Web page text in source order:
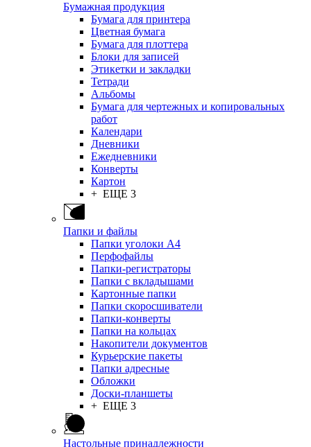
Бумажная продукция
Бумага для принтера
Цветная бумага
Бумага для плоттера
Блоки для записей
Этикетки и закладки
Тетради
Альбомы
Бумага для чертежных и копировальных
работ
Календари
Дневники
Ежедневники
Конверты
Картон
+ ЕЩЕ 3
Папки и файлы
Папки уголоки А4
Перфофайлы
Папки-регистраторы
Папки с вкладышами
Картонные папки
Папки скоросшиватели
Папки-конверты
Папки на кольцах
Накопители документов
Курьерские пакеты
Папки адресные
Обложки
Доски-планшеты
+ ЕЩЕ 3
Настольные принадлежности